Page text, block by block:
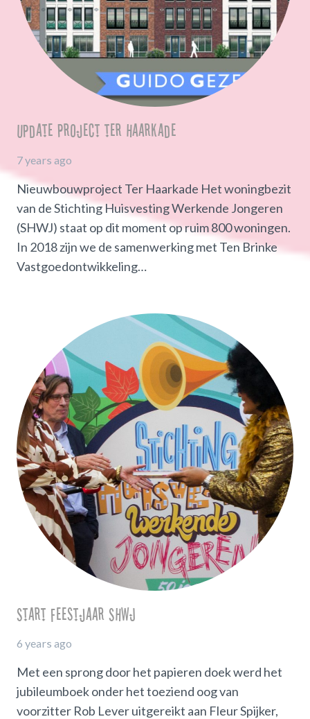
Update Project ter Haarkade
7 years ago
Nieuwbouwproject Ter Haarkade Het woningbezit
van de Stichting Huisvesting Werkende Jongeren
(SHWJ) staat op dit moment op ruim 800 woningen.
In 2018 zijn we de samenwerking met Ten Brinke
Vastgoedontwikkeling…
Start Feestjaar SHWJ
6 years ago
Met een sprong door het papieren doek werd het
jubileumboek onder het toeziend oog van
voorzitter Rob Lever uitgereikt aan Fleur Spijker,